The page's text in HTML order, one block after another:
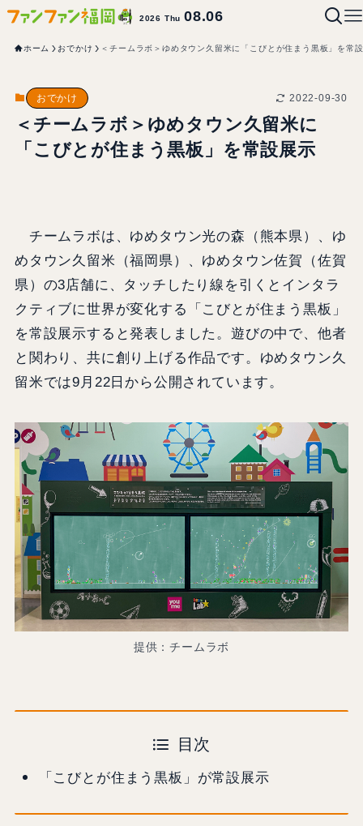
2026 Thu08.06
ホーム おでかけ ＜チームラボ＞ゆめタウン久留米に「こびとが住まう黒板」を常
おでかけ 2022-09-30
＜チームラボ＞ゆめタウン久留米に
「こびとが住まう黒板」を常設展示
チームラボは、ゆめタウン光の森（熊本県）、ゆ
めタウン久留米（福岡県）、ゆめタウン佐賀（佐賀
県）の3店舗に、タッチしたり線を引くとインタラ
クティブに世界が変化する「こびとが住まう黒板」
を常設展示すると発表しました。遊びの中で、他者
と関わり、共に創り上げる作品です。ゆめタウン久
留米では9月22日から公開されています。
提供：チームラボ
目次
「こびとが住まう黒板」が常設展示